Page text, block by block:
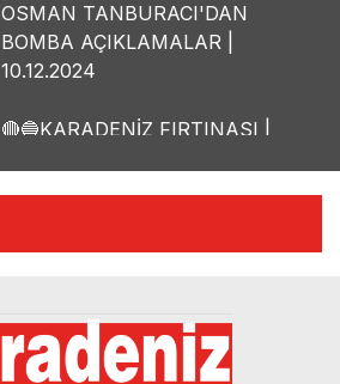
OSMAN TANBURACI'DAN
BOMBA AÇIKLAMALAR |
10.12.2024
🔴🔵KARADENİZ FIRTINASI |
🔴🔵KARADENİZ FIRTINASI |
05.12.2024